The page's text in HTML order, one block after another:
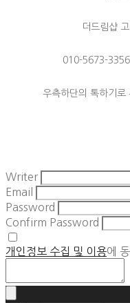
더드림샵
010-5673-3356
우측하단의 톡하기
Writer
Email
Password
Confirm Password
개인정보 수집 및 이용에